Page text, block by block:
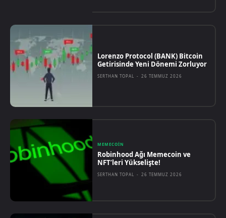
Lorenzo Protocol (BANK) Bitcoin
Getirisinde Yeni Dönemi Zorluyor
SERTHAN TOPAL - 26 TEMMUZ 2026
MEMECOIN
Robinhood Ağı Memecoin ve
NFT’leri Yükselişte!
SERTHAN TOPAL - 26 TEMMUZ 2026